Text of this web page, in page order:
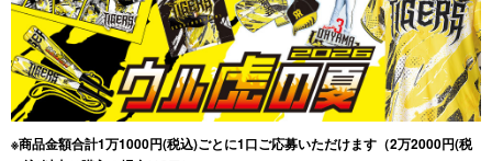
※商品金額合計1万1000円(税込)ごとに1口ご応募いただけます（2万2000円(税